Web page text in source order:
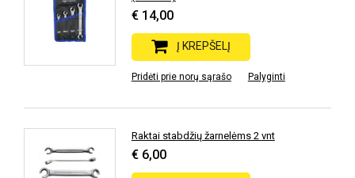
€ 14,00
Į KREPŠELĮ
Pridėti prie norų sąrašo Palyginti
Raktai stabdžių žarnelėms 2 vnt
€ 6,00